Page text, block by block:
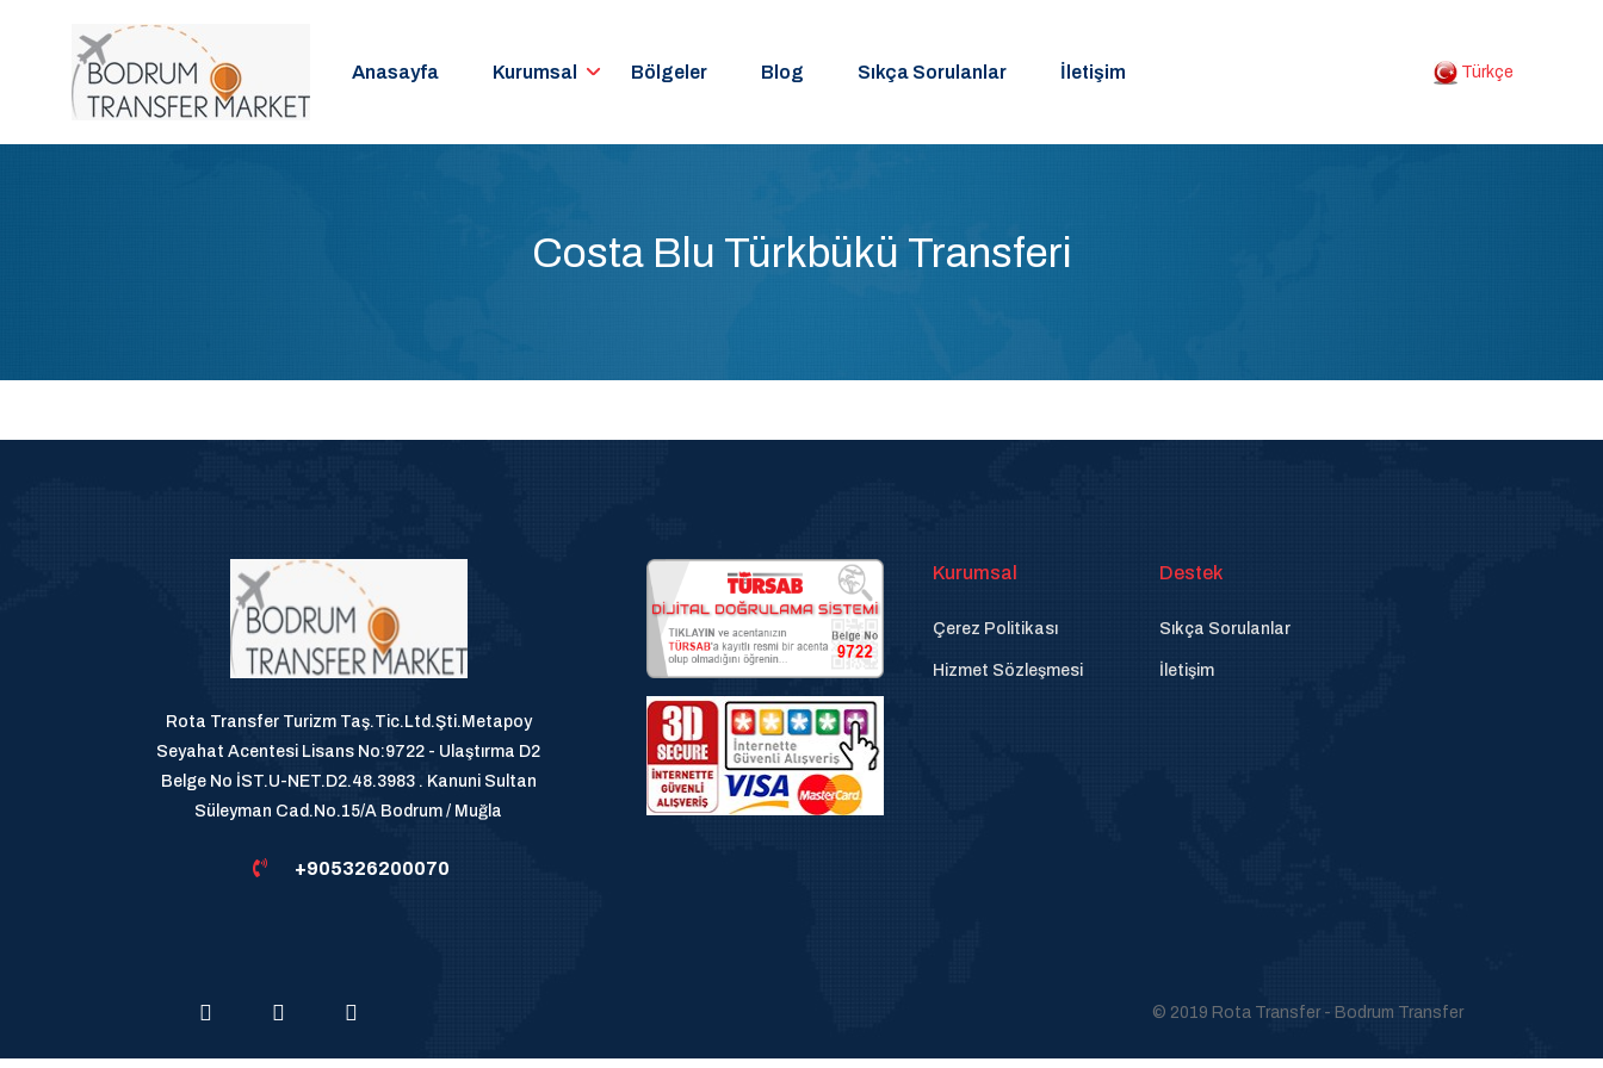
Anasayfa Kurumsal Bölgeler Blog Sıkça Sorulanlar İletişim Türkçe
Costa Blu Türkbükü Transferi
Rota Transfer Turizm Taş.Tic.Ltd.Şti.Metapoy
Seyahat Acentesi Lisans No:9722 - Ulaştırma D2
Belge No İST.U-NET.D2.48.3983 . Kanuni Sultan
Süleyman Cad.No.15/A Bodrum / Muğla
+905326200070
Kurumsal
Çerez Politikası
Hizmet Sözleşmesi
Destek
Sıkça Sorulanlar
İletişim
© 2019 Rota Transfer - Bodrum Transfer